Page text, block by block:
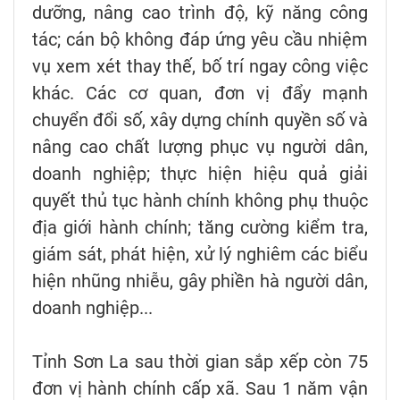
dưỡng, nâng cao trình độ, kỹ năng công
tác; cán bộ không đáp ứng yêu cầu nhiệm
vụ xem xét thay thế, bố trí ngay công việc
khác. Các cơ quan, đơn vị đẩy mạnh
chuyển đổi số, xây dựng chính quyền số và
nâng cao chất lượng phục vụ người dân,
doanh nghiệp; thực hiện hiệu quả giải
quyết thủ tục hành chính không phụ thuộc
địa giới hành chính; tăng cường kiểm tra,
giám sát, phát hiện, xử lý nghiêm các biểu
hiện nhũng nhiễu, gây phiền hà người dân,
doanh nghiệp...
Tỉnh Sơn La sau thời gian sắp xếp còn 75
đơn vị hành chính cấp xã. Sau 1 năm vận